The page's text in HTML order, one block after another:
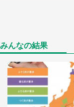
家に
「○○
人驚
みんなの結果